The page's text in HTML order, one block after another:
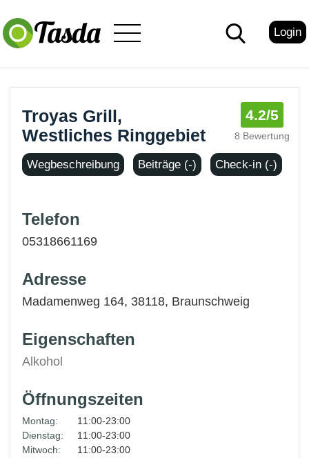
Login
Troyas Grill,
Westliches Ringgebiet
4.2/5
8 Bewertung
Wegbeschreibung Beiträge (-) Check-in (-)
Telefon
05318661169
Adresse
Madamenweg 164, 38118, Braunschweig
Eigenschaften
Alkohol
Öffnungszeiten
Montag:
11:00-23:00
Dienstag:
11:00-23:00
Mitwoch:
11:00-23:00